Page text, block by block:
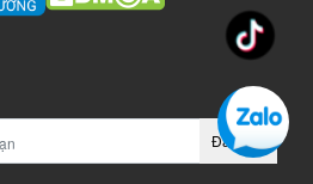
Đăng ký